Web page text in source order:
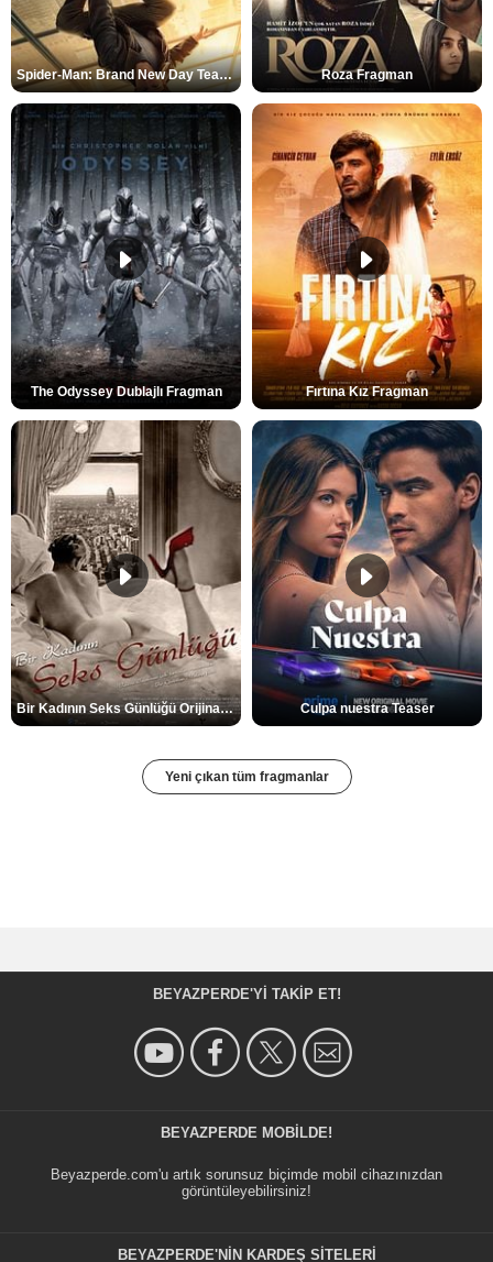
Spider-Man: Brand New Day Teaser Roza Fragman
The Odyssey Dublajlı Fragman Fırtına Kız Fragman
Bir Kadının Seks Günlüğü Orijinal Fragman Culpa nuestra Teaser
Yeni çıkan tüm fragmanlar
BEYAZPERDE'YI TAKIP ET!
BEYAZPERDE MOBILDE!
Beyazperde.com'u artık sorunsuz biçimde mobil cihazınızdan
görüntüleyebilirsiniz!
BEYAZPERDE'NIN KARDEŞ SİTELERİ